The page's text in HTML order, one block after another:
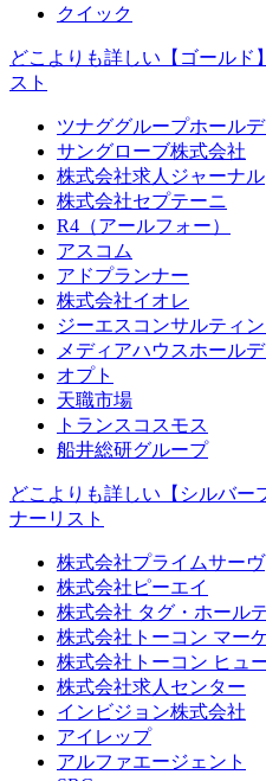
クイック
どこよりも詳しい【ゴールド
スト
ツナググループホール
サングローブ株式会社
株式会社求人ジャーナル
株式会社セプテーニ
R4（アールフォー）
アスコム
アドプランナー
株式会社イオレ
ジーエスコンサルティ
メディアハウスホール
オプト
天職市場
トランスコスモス
船井総研グループ
どこよりも詳しい【シルバー
ナーリスト
株式会社プライムサーヴ
株式会社ピーエイ
株式会社 タグ・ホール
株式会社トーコン マー
株式会社トーコン ヒュ
株式会社求人センター
インビジョン株式会社
アイレップ
アルファエージェント